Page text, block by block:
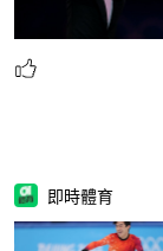
即時體育